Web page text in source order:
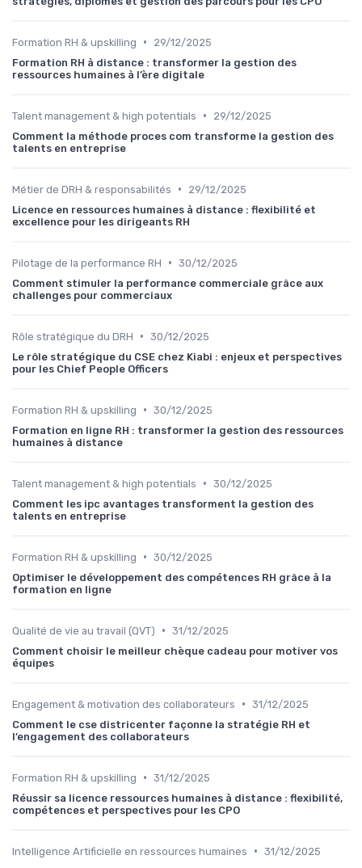
Formation RH & upskilling •
29/12/2025
Formation RH à distance : transformer la gestion des
ressources humaines à l’ère digitale
Talent management & high potentials •
29/12/2025
Comment la méthode proces com transforme la gestion des
talents en entreprise
Métier de DRH & responsabilités •
29/12/2025
Licence en ressources humaines à distance : flexibilité et
excellence pour les dirigeants RH
Pilotage de la performance RH • 30/12/2025
Comment stimuler la performance commerciale grâce aux
challenges pour commerciaux
Rôle stratégique du DRH • 30/12/2025
Le rôle stratégique du CSE chez Kiabi : enjeux et perspectives
pour les Chief People Officers
Formation RH & upskilling • 30/12/2025
Formation en ligne RH : transformer la gestion des ressources
humaines à distance
Talent management & high potentials • 30/12/2025
Comment les ipc avantages transforment la gestion des
talents en entreprise
Formation RH & upskilling • 30/12/2025
Optimiser le développement des compétences RH grâce à la
formation en ligne
Qualité de vie au travail (QVT) • 31/12/2025
Comment choisir le meilleur chèque cadeau pour motiver vos
équipes
Engagement & motivation des collaborateurs • 31/12/2025
Comment le cse districenter façonne la stratégie RH et
l’engagement des collaborateurs
Formation RH & upskilling • 31/12/2025
Réussir sa licence ressources humaines à distance : flexibilité,
compétences et perspectives pour les CPO
Intelligence Artificielle en ressources humaines • 31/12/2025